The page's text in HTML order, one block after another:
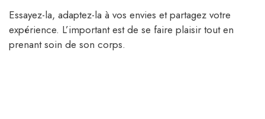
Essayez-la, adaptez-la à vos envies et partagez votre
expérience. L’important est de se faire plaisir tout en
prenant soin de son corps.